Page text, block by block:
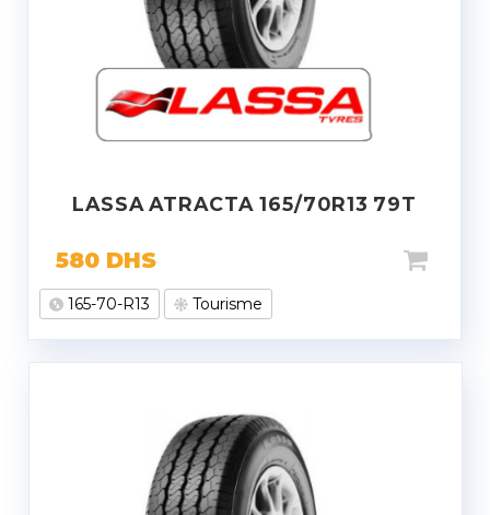
LASSA ATRACTA 165/70R13 79T
580 DHS
165-70-R13 Tourisme